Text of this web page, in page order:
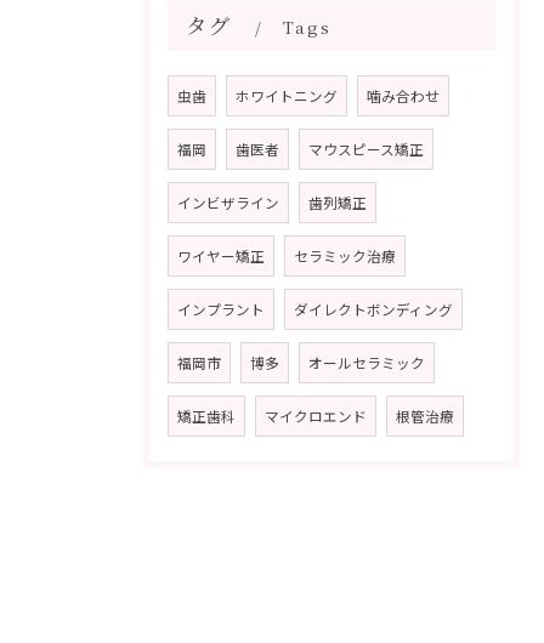
タグ Tags
虫歯 ホワイトニング 噛み合わせ
福岡 歯医者 マウスピース矯正
インビザライン 歯列矯正
ワイヤー矯正 セラミック治療
インプラント ダイレクトボンディング
福岡市 博多 オールセラミック
矯正歯科 マイクロエンド 根管治療